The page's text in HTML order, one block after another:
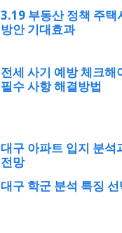
3.19 부동산 정책 주택
방안 기대효과
전세 사기 예방 체크해
필수 사항 해결방법
대구 아파트 입지 분석
전망
대구 학군 분석 특징